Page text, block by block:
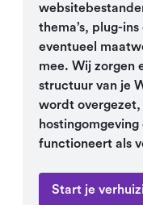
thema’s, plug-
eventueel
mee. Wij zorgen
structuur van je
wordt overgezet,
functioneert als
Start je